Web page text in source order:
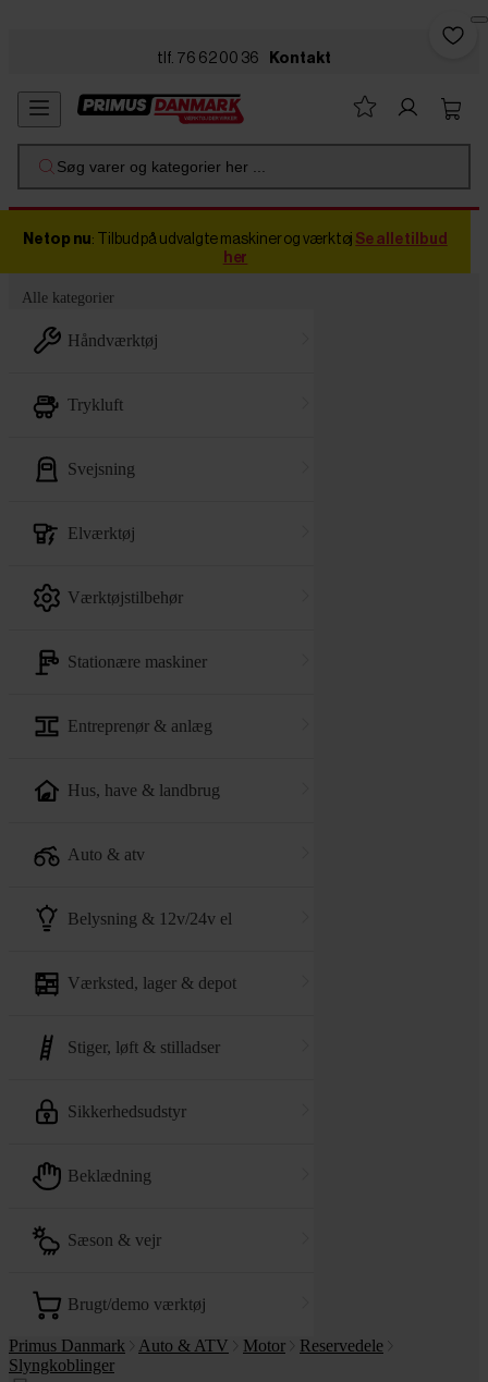
tlf. 76 62 00 36 Kontakt
Søg varer og kategorier her ...
Netop nu: Tilbud på udvalgte maskiner og værktøj Se alle tilbud
her
Alle kategorier
håndværktøj
trykluft
svejsning
elværktøj
værktøjstilbehør
stationære maskiner
entreprenør & anlæg
hus, have & landbrug
auto & atv
belysning & 12v/24v el
værksted, lager & depot
stiger, løft & stilladser
sikkerhedsudstyr
beklædning
sæson & vejr
brugt/demo værktøj
Primus Danmark Auto & ATV Motor
Reservedele
Slyngkoblinger